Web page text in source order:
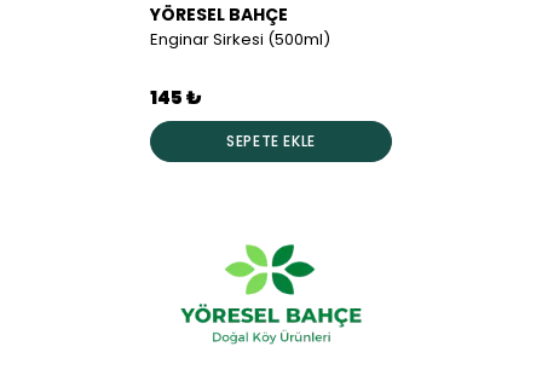
YÖRESEL BAHÇE
Enginar Sirkesi (500ml)
145 ₺
SEPETE EKLE